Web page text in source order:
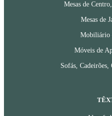
Mesas de
Mesas de
Mobiliário
Móveis de
Sofás, Cadeirões,